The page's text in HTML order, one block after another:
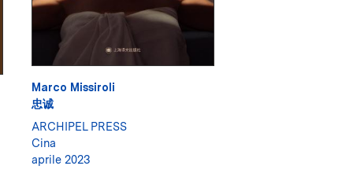
Marco Missiroli
忠诚
ARCHIPEL PRESS
Cina
aprile 2023